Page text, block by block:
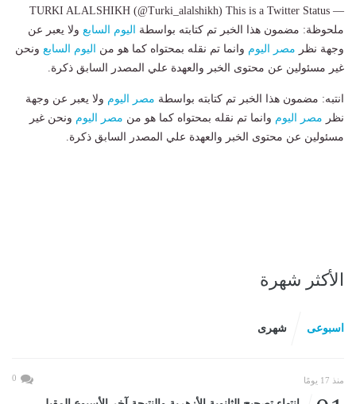
— TURKI ALALSHIKH (@Turki_alalshikh) This is a Twitter Status
ملحوظة: مضمون هذا الخبر تم كتابته بواسطة اليوم السابع ولا يعبر عن
وجهة نظر مصر اليوم وانما تم نقله بمحتواه كما هو من اليوم السابع ونحن
غير مسئولين عن محتوى الخبر والعهدة علي المصدر السابق ذكرة.
انتبه: مضمون هذا الخبر تم كتابته بواسطة مصر اليوم ولا يعبر عن وجهة
نظر مصر اليوم وانما تم نقله بمحتواه كما هو من مصر اليوم ونحن غير
مسئولين عن محتوى الخبر والعهدة علي المصدر السابق ذكرة.
الأكثر شهرة
اسبوعى شهرى
منذ 17 يومًا 0